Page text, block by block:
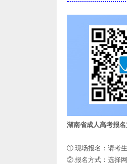
湖南省成人高考报名
①.现场报名：请考
②.报名方式：选择